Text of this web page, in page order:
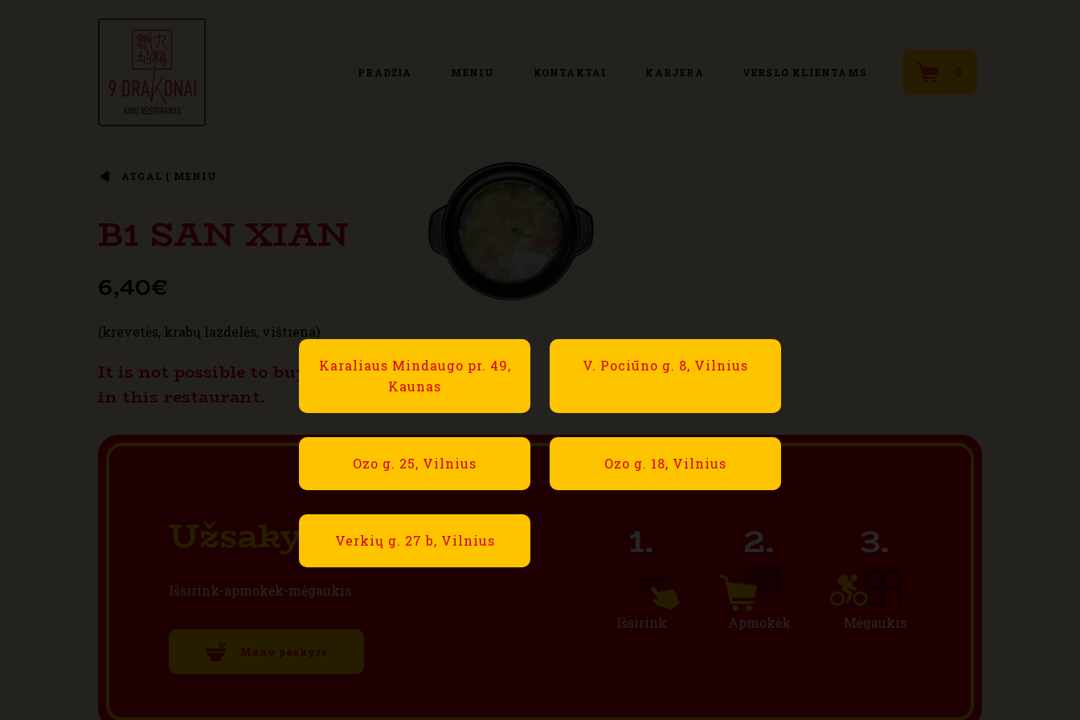
Karaliaus Mindaugo pr. 49,
Kaunas
V. Pociūno g. 8, Vilnius
Ozo g. 25, Vilnius Ozo g. 18, Vilnius
Verkių g. 27 b, Vilnius
PRADŽIA MENIU KONTAKTAI KARJERA VERSLO KLIENTAMS
ATGAL Į MENIU
B1 SAN XIAN
6,40€
(krevetės, krabų lazdelės, vištiena)
It is not possible to buy this product
in this restaurant.
Užsakyti internetu
Išsirink-apmokėk-mėgaukis
Mano paskyra
Išsirink Apmokėk Mėgaukis